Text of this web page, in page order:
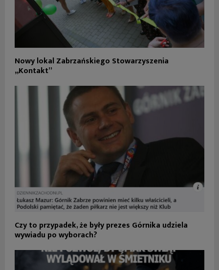
Nowy lokal Zabrzańskiego Stowarzyszenia
„Kontakt”
Czy to przypadek, że były prezes Górnika udziela
wywiadu po wyborach?